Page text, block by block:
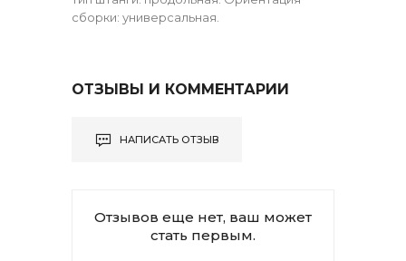
сборки: универсальная.
ОТЗЫВЫ И КОММЕНТАРИИ
НАПИСАТЬ ОТЗЫВ
Отзывов еще нет, ваш может
стать первым.